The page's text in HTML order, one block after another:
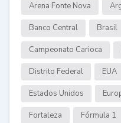
Arena Fonte Nova
Banco Central Brasil
Campeonato Carioca
Distrito Federal EUA
Estados Unidos
Fortaleza Fórmula 1